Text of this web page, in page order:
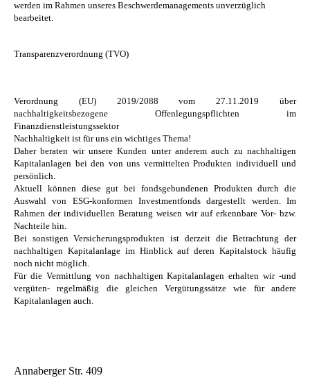
werden im Rahmen unseres Beschwerdemanagements unverzüglich
bearbeitet.
Transparenzverordnung (TVO)
Verordnung (EU) 2019/2088 vom 27.11.2019 über
nachhaltigkeitsbezogene Offenlegungspflichten im
Finanzdienstleistungssektor
Nachhaltigkeit ist für uns ein wichtiges Thema!
Daher beraten wir unsere Kunden unter anderem auch zu nachhaltigen
Kapitalanlagen bei den von uns vermittelten Produkten individuell und
persönlich.
Aktuell können diese gut bei fondsgebundenen Produkten durch die
Auswahl von ESG-konformen Investmentfonds dargestellt werden. Im
Rahmen der individuellen Beratung weisen wir auf erkennbare Vor- bzw.
Nachteile hin.
Bei sonstigen Versicherungsprodukten ist derzeit die Betrachtung der
nachhaltigen Kapitalanlage im Hinblick auf deren Kapitalstock häufig
noch nicht möglich.
Für die Vermittlung von nachhaltigen Kapitalanlagen erhalten wir -und
vergüten- regelmäßig die gleichen Vergütungssätze wie für andere
Kapitalanlagen auch.
Annaberger Str. 409